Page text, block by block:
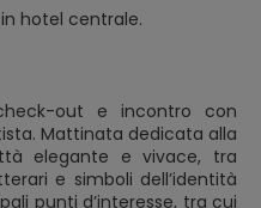
hotel centrale.
out e incontro con
Mattinata dedicata alla
elegante e vivace, tra
e simboli dell’identità
punti d’interesse, tra cui